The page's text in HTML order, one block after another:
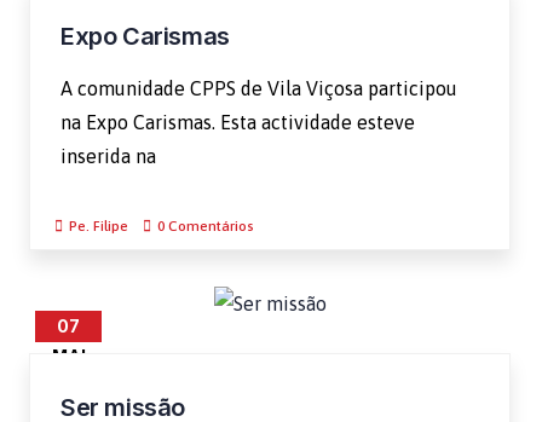
Expo Carismas
A comunidade CPPS de Vila Viçosa participou
na Expo Carismas. Esta actividade esteve
inserida na
Pe. Filipe 0 Comentários
07
MAI
Ser missão